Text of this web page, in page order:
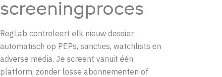
screeningproces
RegLab controleert elk nieuw dossier
automatisch op PEPs, sancties, watchlists en
adverse media. Je screent vanuit één
platform, zonder losse abonnementen of